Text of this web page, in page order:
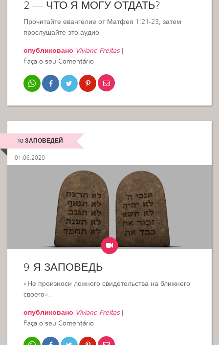
2 — ЧТО Я МОГУ ОТДАТЬ?
Прочитайте евангелие от Матфея 1:21-23, затем
прослушайте это аудио
опубликовано Viviane Freitas|
Faça o seu Comentário
10 ЗАПОВЕДЕЙ
01.06.2020
9-Я ЗАПОВЕДЬ
«Не произноси ложного свидетельства на ближнего
своего».
опубликовано Viviane Freitas|
Faça o seu Comentário